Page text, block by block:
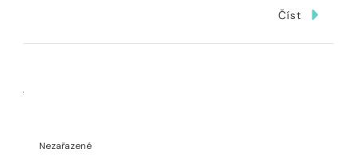
Číst
Nezařazené